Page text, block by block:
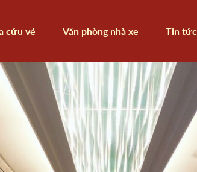
cứu vé Văn phòng nhà xe Tin tức